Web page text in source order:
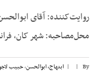
محل‌مصاحبه: شهر کان،
By
|
| ابتهاج، ابوالحسن,حبیب